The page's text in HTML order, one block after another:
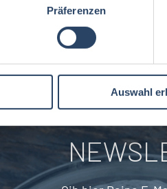
Präferenzen
Auswahl
Ökotrophologie
BWL, WiWi
Lebensmittelchemie
Agrarmanagement
Biotechnologie
Fleischtechnik
Mechatronik
Brauwesen
Finanzen
Nachhaltigkeit
Berlin
Bremen
Brandenburg
Saarland